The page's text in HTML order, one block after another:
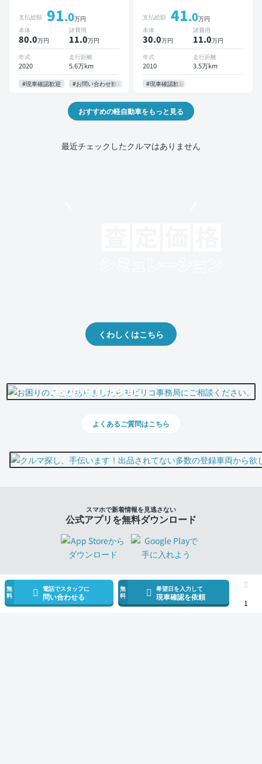
モビリコ（クルマの個人売買） 中古車一覧 タント カスタムRS トップエ
無
料
電話でスタッフに
問い合わせる
無
料
希望日を入力して
現車確認を依頼
1
トキー ETC バックモニタ
ー ドライブレコーダー 衝
突軽減
支払総額 91.0万円
本体
80.0万円
諸費用
11.0万円
年式
2020
走行距離
5.6万km
#現車確認歓迎 #お問い合わせ歓迎
ETC
支払総額 41.0万円
本体
30.0万円
諸費用
11.0万円
年式
2010
走行距離
3.5万km
#現車確認歓迎
おすすめの軽自動車をもっと見る
最近チェックしたクルマはありません
くわしくはこちら
0800-500-5500
よくあるご質問はこちら
スマホで新着情報を見逃さない
公式アプリを無料ダウンロード